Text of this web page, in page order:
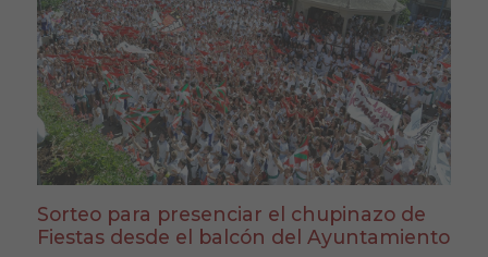
Sorteo para presenciar el chupinazo de
Fiestas desde el balcón del Ayuntamiento